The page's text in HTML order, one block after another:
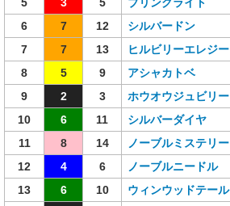
6
7 12 シルバードン
7
7 13 ヒルビリーエレジー
8
5 9 アシャカトベ
9
2 3 ホウオウジュビリー
10
6 11 シルバーダイヤ
11
8 14 ノーブルミステリー
12
4 6 ノーブルニードル
13
6 10 ウィンウッドテール